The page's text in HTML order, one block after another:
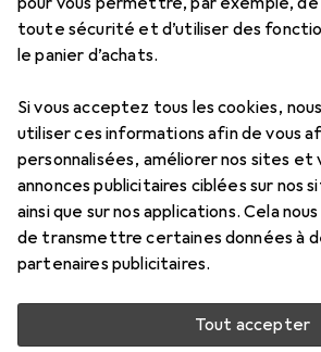
toute sécurité et d’utiliser des
le panier d’achats.
Si vous acceptez tous les cookies,
utiliser ces informations afin de vous
personnalisées, améliorer nos sites
annonces publicitaires ciblées sur nos
ainsi que sur nos applications. Cela
de transmettre certaines données à
partenaires publicitaires.
Tout accepter
fine
0.50 mm, HB, 1x
Accessoires pour
VISUCLICK - Crayon à
Ici, vous trouverez des accessoires
produit Rotring VISUCLICK - Crayon à